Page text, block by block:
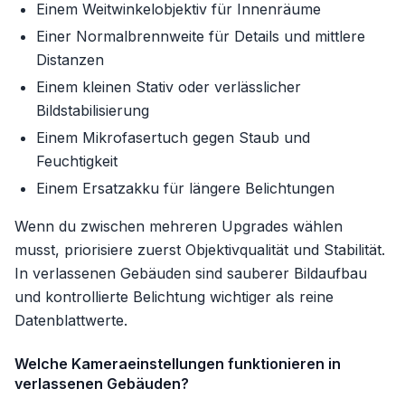
Einem Weitwinkelobjektiv für Innenräume
Einer Normalbrennweite für Details und mittlere
Distanzen
Einem kleinen Stativ oder verlässlicher
Bildstabilisierung
Einem Mikrofasertuch gegen Staub und
Feuchtigkeit
Einem Ersatzakku für längere Belichtungen
Wenn du zwischen mehreren Upgrades wählen
musst, priorisiere zuerst Objektivqualität und Stabilität.
In verlassenen Gebäuden sind sauberer Bildaufbau
und kontrollierte Belichtung wichtiger als reine
Datenblattwerte.
Welche Kameraeinstellungen funktionieren in
verlassenen Gebäuden?